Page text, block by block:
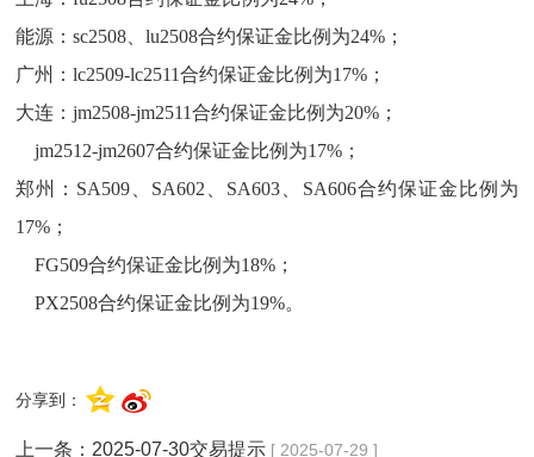
能源：sc2508、lu2508合约保证金比例为24%；
广州：lc2509-lc2511合约保证金比例为17%；
大连：jm2508-jm2511合约保证金比例为20%；
jm2512-jm2607合约保证金比例为17%；
郑州：SA509、SA602、SA603、SA606合约保证金比例为
17%；
FG509合约保证金比例为18%；
PX2508合约保证金比例为19%。
分享到：
上一条： 2025-07-30交易提示 [ 2025-07-29 ]